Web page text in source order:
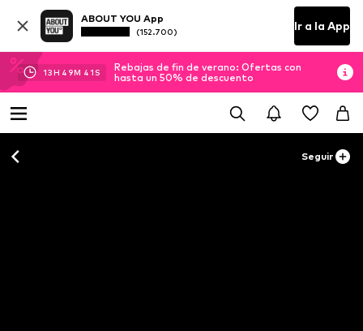
ABOUT YOU App
(152.700) Ir a la App
13H 49M 40 S
Rebajas de fin de verano: Ofertas con
hasta un 50% de descuento
Seguir